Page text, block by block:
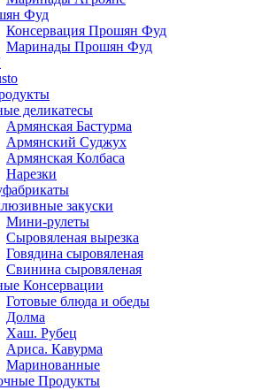
Фуд
Консервация Прошян Фуд
Маринады Прошян Фуд
деликатесы
Армянская Бастурма
Армянский Суджух
Армянская Колбаса
Нарезки
закуски
Мини-рулеты
Сыровяленая вырезка
Говядина сыровяленая
Свинина сыровяленая
Консервации
Готовые блюда и обеды
Долма
Хаш. Рубец
Ариса. Кавурма
Маринованные
Продукты